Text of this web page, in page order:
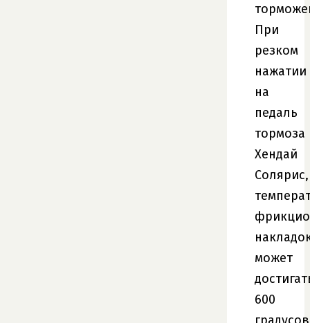
При
резком
нажатии
на
педаль
тормоза
Хендай
Солярис,
может
600